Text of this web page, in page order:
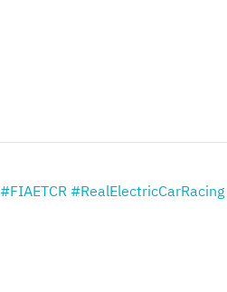
#FIAETCR #RealElectricCarRacing